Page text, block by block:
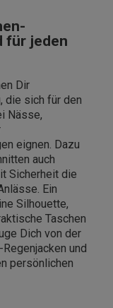
für jeden
Dir
die sich für den
Nässe,
eignen. Dazu
auch
Sicherheit die
Ein
Silhouette,
Taschen
Dich von der
und
persönlichen